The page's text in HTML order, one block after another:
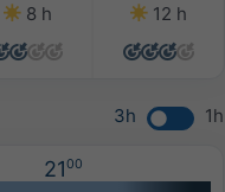
8 h
12 h
3h 1h
2100